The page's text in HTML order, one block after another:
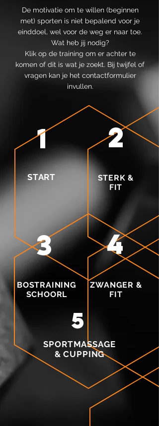
De motivatie om te willen (beginnen
met) sporten is niet bepalend voor je
einddoel, wel voor de weg er naar toe.
Wat heb jij nodig?
Klik op de training om er achter te
komen of dit is wat je zoekt. Bij twijfel of
vragen kan je het contactformulier
invullen.
1
START
2
STERK &
FIT
3
BOSTRAINING
SCHOORL
4
ZWANGER &
FIT
SPORTMASSAGE
& CUPPING
5